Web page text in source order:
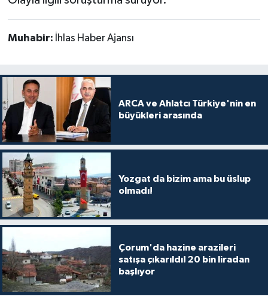
Muhabir: İhlas Haber Ajansı
ARCA ve Ahlatcı Türkiye'nin en
büyükleri arasında
Yozgat da bizim ama bu üslup
olmadı!
Çorum'da hazine arazileri
satışa çıkarıldı! 20 bin liradan
başlıyor